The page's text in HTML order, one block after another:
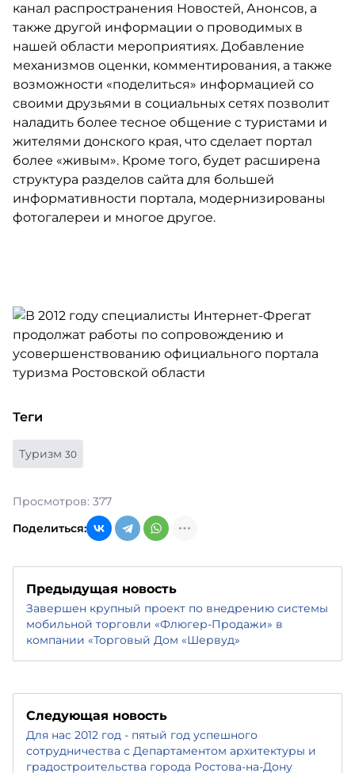
канал распространения Новостей, Анонсов, а
также другой информации о проводимых в
нашей области мероприятиях. Добавление
механизмов оценки, комментирования, а также
возможности «поделиться» информацией со
своими друзьями в социальных сетях позволит
наладить более тесное общение с туристами и
жителями донского края, что сделает портал
более «живым». Кроме того, будет расширена
структура разделов сайта для большей
информативности портала, модернизированы
фотогалереи и многое другое.
Теги
Туризм 30
Просмотров: 377
Поделиться:
Предыдущая новость
Завершен крупный проект по внедрению системы
мобильной торговли «Флюгер-Продажи» в
компании «Торговый Дом «Шервуд»
Следующая новость
Для нас 2012 год - пятый год успешного
сотрудничества с Департаментом архитектуры и
градостроительства города Ростова-на-Дону